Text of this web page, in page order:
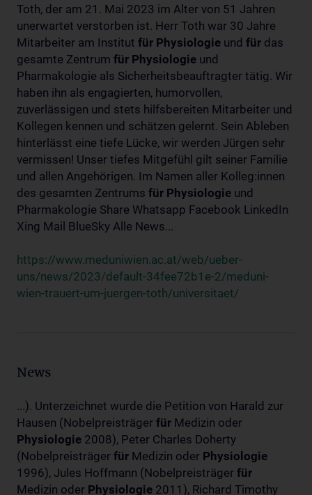
Toth, der am 21. Mai 2023 im Alter von 51 Jahren
unerwartet verstorben ist. Herr Toth war 30 Jahre
Mitarbeiter am Institut für Physiologie und für das
gesamte Zentrum für Physiologie und
Pharmakologie als Sicherheitsbeauftragter tätig. Wir
haben ihn als engagierten, humorvollen,
zuverlässigen und stets hilfsbereiten Mitarbeiter und
Kollegen kennen und schätzen gelernt. Sein Ableben
hinterlässt eine tiefe Lücke, wir werden Jürgen sehr
vermissen! Unser tiefes Mitgefühl gilt seiner Familie
und allen Angehörigen. Im Namen aller Kolleg:innen
des gesamten Zentrums für Physiologie und
Pharmakologie Share Whatsapp Facebook LinkedIn
Xing Mail BlueSky Alle News...
https://www.meduniwien.ac.at/web/ueber-
uns/news/2023/default-34fee72b1e-2/meduni-
wien-trauert-um-juergen-toth/universitaet/
News
...). Unterzeichnet wurde die Petition von Harald zur
Hausen (Nobelpreisträger für Medizin oder
Physiologie 2008), Peter Charles Doherty
(Nobelpreisträger für Medizin oder Physiologie
1996), Jules Hoffmann (Nobelpreisträger für
Medizin oder Physiologie 2011), Richard Timothy